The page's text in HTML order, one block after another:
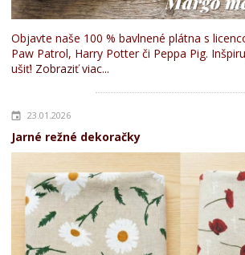
Objavte naše 100 % bavlnené plátna s
Paw Patrol, Harry Potter či Peppa Pig.
ušiť! Zobraziť viac...
23.01.2026
Jarné režné dekoračky